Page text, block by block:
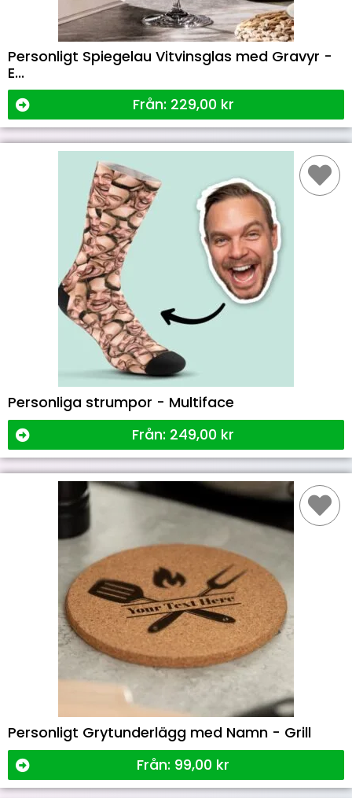
Personligt Spiegelau Vitvinsglas med Gravyr -
E...
Från: 229,00 kr
Personliga strumpor - Multiface
Från: 249,00 kr
Personligt Grytunderlägg med Namn - Grill
Från: 99,00 kr